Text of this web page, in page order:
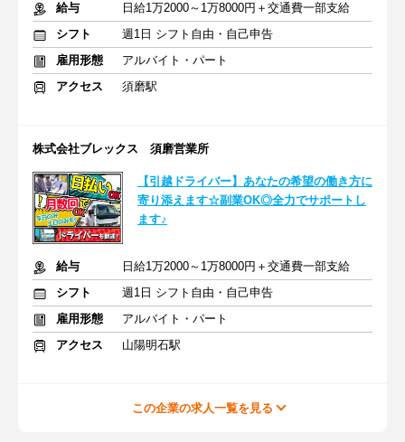
給与
日給1万2000～1万8000円＋交通費一部支給
シフト
週1日 シフト自由・自己申告
雇用形態
アルバイト・パート
アクセス
須磨駅
株式会社ブレックス 須磨営業所
【引越ドライバー】あなたの希望の働き方に
寄り添えます☆副業OK◎全力でサポートし
ます♪
給与
日給1万2000～1万8000円＋交通費一部支給
シフト
週1日 シフト自由・自己申告
雇用形態
アルバイト・パート
アクセス
山陽明石駅
この企業の求人一覧を見る